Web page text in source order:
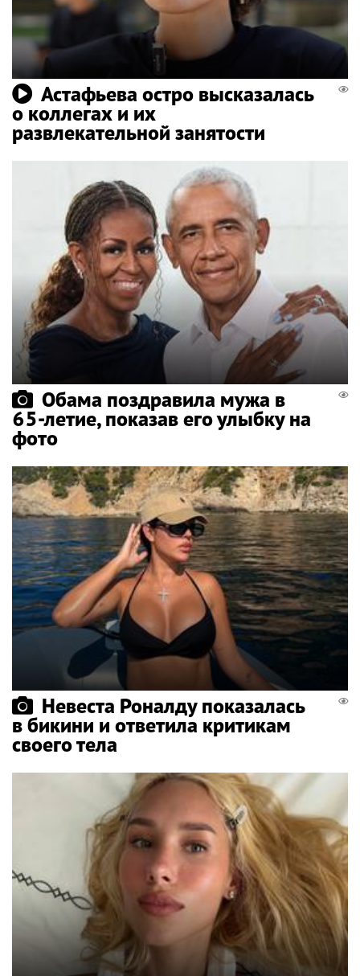
Астафьева остро высказалась
о коллегах и их
развлекательной занятости
Обама поздравила мужа в
65-летие, показав его улыбку на
фото
Невеста Роналду показалась
в бикини и ответила критикам
своего тела